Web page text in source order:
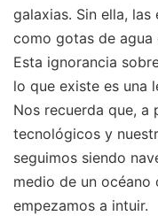
galaxias. Sin ella,
como gotas de
Esta ignorancia
lo que existe es una
Nos recuerda que, a
tecnológicos y
seguimos siendo
medio de un océano
empezamos a intuir.